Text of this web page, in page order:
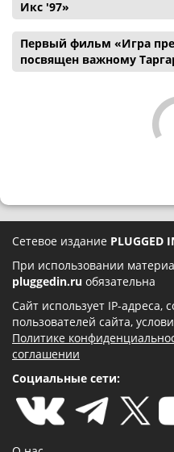
Икс '97»
Первый фильм «Игра
посвящен важному
Сетевое издание PLUGGED
При использовании
pluggedin.ru обязательна
Сайт использует IP-адреса,
пользователей сайта,
Политике
соглашении
Социальные сети: